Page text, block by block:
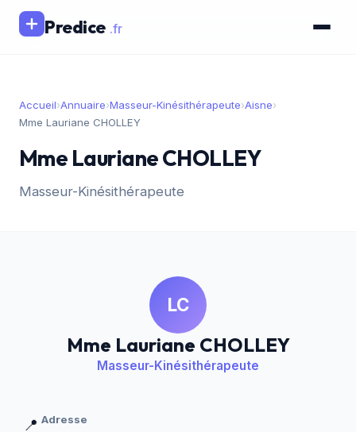
Predice .fr
Accueil›Annuaire›Masseur-Kinésithérapeute›Aisne›
Mme Lauriane CHOLLEY
Mme Lauriane CHOLLEY
Masseur-Kinésithérapeute
LC
Mme Lauriane CHOLLEY
Masseur-Kinésithérapeute
📍 Adresse